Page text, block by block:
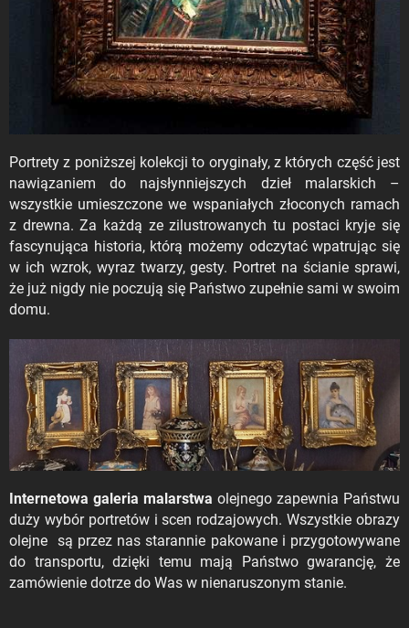
Portrety z poniższej kolekcji to oryginały, z których część jest
nawiązaniem do najsłynniejszych dzieł malarskich –
wszystkie umieszczone we wspaniałych złoconych ramach
z drewna. Za każdą ze zilustrowanych tu postaci kryje się
fascynująca historia, którą możemy odczytać wpatrując się
w ich wzrok, wyraz twarzy, gesty. Portret na ścianie sprawi,
że już nigdy nie poczują się Państwo zupełnie sami w swoim
domu.
Internetowa galeria malarstwa olejnego zapewnia Państwu
duży wybór portretów i scen rodzajowych. Wszystkie obrazy
olejne są przez nas starannie pakowane i przygotowywane
do transportu, dzięki temu mają Państwo gwarancję, że
zamówienie dotrze do Was w nienaruszonym stanie.